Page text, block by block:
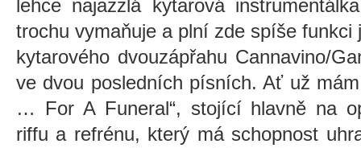
lehce najazzlá kytarová
trochu vymaňuje a plní zde spíše funkci
kytarového dvouzápřahu Cannavino/
ve dvou posledních písních. Ať už
… For A Funeral“, stojící hlavně na
riffu a refrénu, který má schopnost